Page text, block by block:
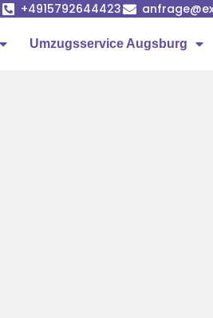
+4915792644423
Umzugsservice Augsburg